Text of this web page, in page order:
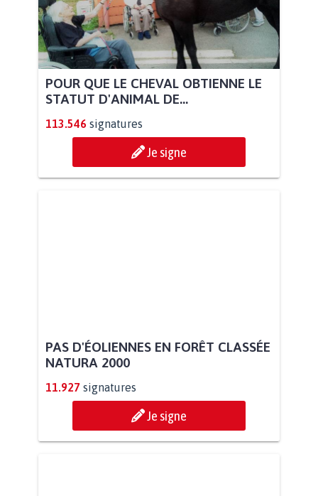
POUR QUE LE CHEVAL OBTIENNE LE
STATUT D'ANIMAL DE...
113.546 signatures
Je signe
PAS D'ÉOLIENNES EN FORÊT CLASSÉE
NATURA 2000
11.927 signatures
Je signe